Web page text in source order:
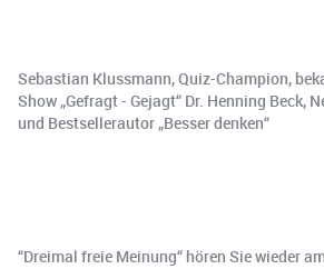
Sebastian Klussmann, Quiz-Champion,
Show „Gefragt - Gejagt“ Dr. Henning Beck,
und Bestsellerautor „Besser denken“
“Dreimal freie Meinung“ hören Sie wieder